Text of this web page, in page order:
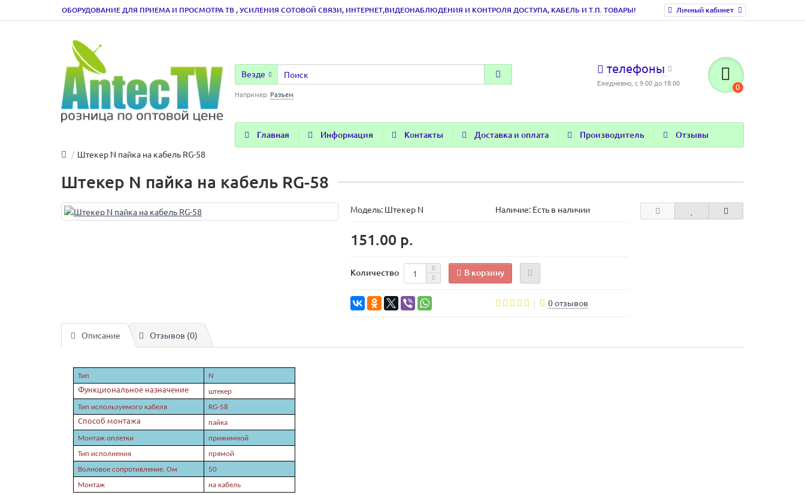
Личный кабинет
ОБОРУДОВАНИЕ ДЛЯ ПРИЕМА И ПРОСМОТРА ТВ , УСИЛЕНИЯ СОТОВОЙ СВЯЗИ, ИНТЕРНЕТ,ВИДЕОНАБЛЮДЕНИЯ И КОНТРОЛЯ ДОСТУПА, КАБЕЛЬ И Т.П. ТОВАРЫ!
телефоны
Ежедневно, с 9:00 до 18:00 0
Везде
Например: Разъем
Главная Информация Контакты Доставка и оплата Производитель Отзывы
Штекер N пайка на кабель RG-58
Штекер N пайка на кабель RG-58
Модель: Штекер N Наличие: Есть в наличии
151.00 р.
Количество В корзину
0 отзывов
Описание Отзывов (0)
Тип N
Функциональное назначение
штекер
Тип используемого кабеля
RG-58
Способ монтажа пайка
Монтаж оплетки
прижимной
Тип исполнения
прямой
Волновое сопротивление, Ом
50
Монтаж
на кабель